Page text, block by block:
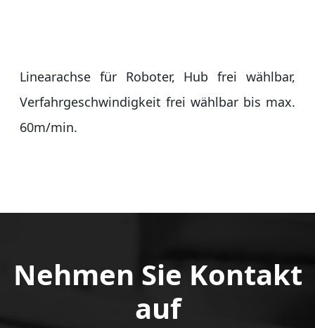
Linearachse für Roboter, Hub frei wählbar,
Verfahrgeschwindigkeit frei wählbar bis max.
60m/min.
Nehmen Sie Kontakt
auf